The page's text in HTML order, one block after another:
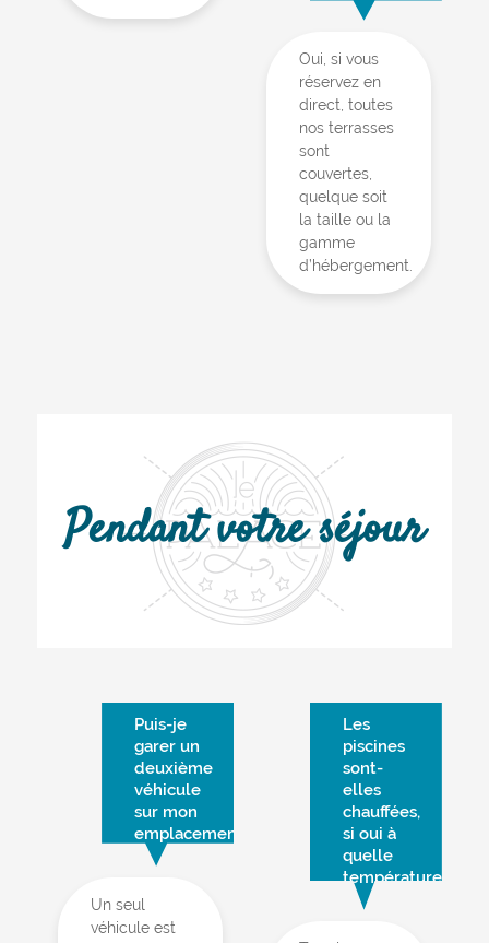
Oui, si vous
réservez en
direct, toutes
nos terrasses
sont
couvertes,
quelque soit
la taille ou la
gamme
d’hébergement.
Pendant votre séjour
Puis-je
garer un
deuxième
véhicule
sur mon
emplacement ?
Un seul
véhicule est
Les
piscines
sont-
elles
chauffées,
si oui à
quelle
température ?